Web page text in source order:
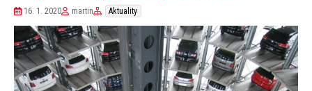
16. 1. 2020 martin Aktuality